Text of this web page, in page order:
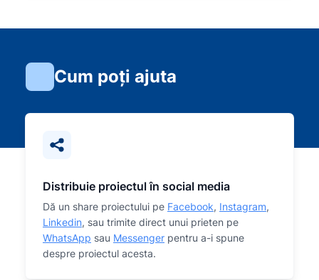
Cum poți ajuta
Distribuie proiectul în social media
Dă un share proiectului pe Facebook, Instagram,
Linkedin, sau trimite direct unui prieten pe
WhatsApp sau Messenger pentru a-i spune
despre proiectul acesta.